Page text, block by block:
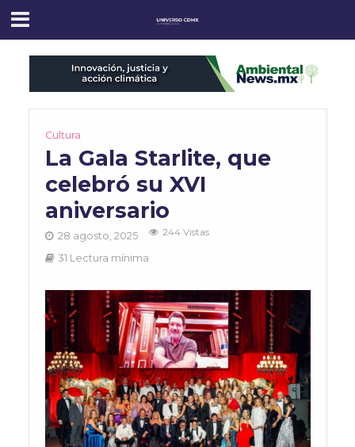
Cultura
La Gala Starlite, que
celebró su XVI
aniversario
28 agosto, 2025 244 Vistas
31 Lectura mínima